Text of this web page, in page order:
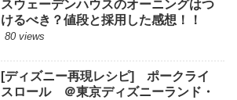
スウェーデンハウスのオーニングはつ
けるべき？値段と採用した感想！！
80 views
[ディズニー再現レシピ] ポークライ
スロール ＠東京ディズニーランド・